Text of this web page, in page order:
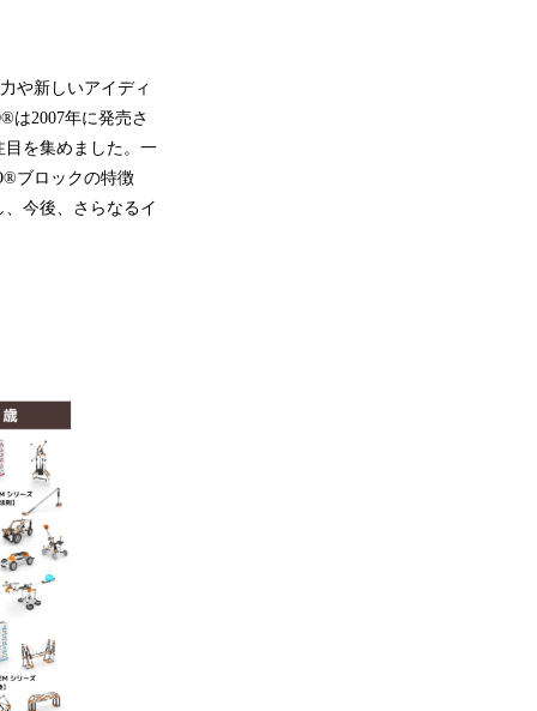
や新しいアイディ
は2007年に発売さ
を集めました。一
ブロックの特徴
今後、さらなるイ